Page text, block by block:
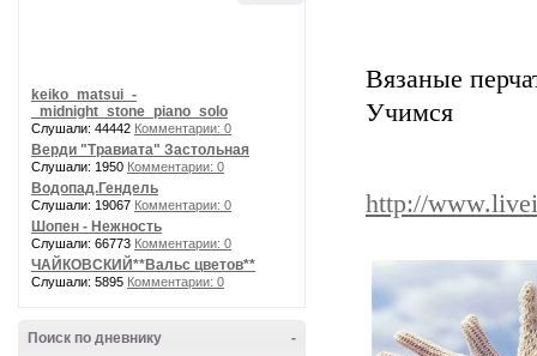
keiko_matsui_-
_midnight_stone_piano_solo
Слушали: 44442 Комментарии: 0
Верди "Травиата" Застольная
Слушали: 1950 Комментарии: 0
Водопад.Гендель
Слушали: 19067 Комментарии: 0
Шопен - Нежность
Слушали: 66773 Комментарии: 0
ЧАЙКОВСКИЙ**Вальс цветов**
Слушали: 5895 Комментарии: 0
-
Поиск по дневнику
Вязаные
Учимся
http://